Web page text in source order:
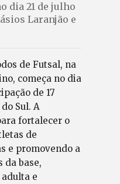
dia 21 de julho
Laranjão e
de Futsal, na
começa no dia
de 17
Sul. A
fortalecer o
de
e promovendo a
da base,
e